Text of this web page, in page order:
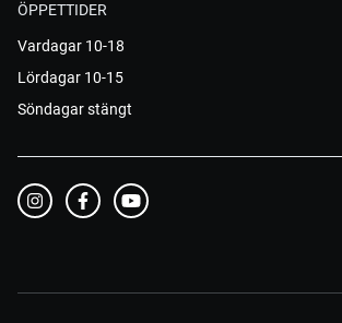
ÖPPETTIDER
Vardagar 10-18
Lördagar 10-15
Söndagar stängt